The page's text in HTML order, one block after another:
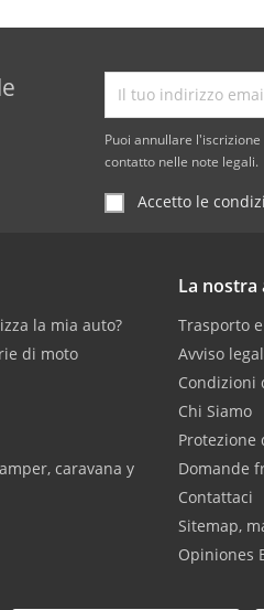
Puoi annullare
contatto nelle note legali.
Accetto le
la mia auto?
di moto
caravana y
La nostra
Trasporto
Avviso
Condizioni
Chi Siamo
Protezione
Domande
Contattaci
Sitemap,
Opiniones